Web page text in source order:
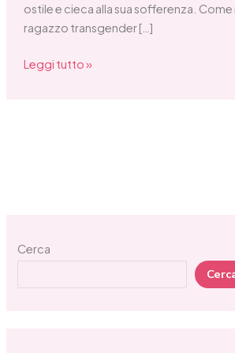
ostile e cieca alla sua sofferenza. Come
ragazzo transgender […]
Leggi tutto »
Cerca